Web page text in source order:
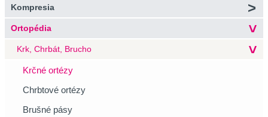
Kompresia
Ortopédia
Krk, Chrbát, Brucho
Krčné ortézy
Chrbtové ortézy
Brušné pásy